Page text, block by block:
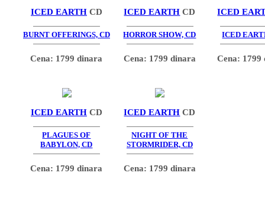
ICED EARTH CD
BURNT OFFERINGS, CD
Cena: 1799 dinara
ICED EARTH CD
HORROR SHOW, CD
Cena: 1799 dinara
ICED
ICED
Cena: 1799
ICED EARTH CD
PLAGUES OF
BABYLON, CD
Cena: 1799 dinara
ICED EARTH CD
NIGHT OF THE
STORMRIDER, CD
Cena: 1799 dinara